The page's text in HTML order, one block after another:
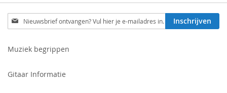
Schrijf
je
voor
Inschrijven
Muziek begrippen
Gitaar Informatie